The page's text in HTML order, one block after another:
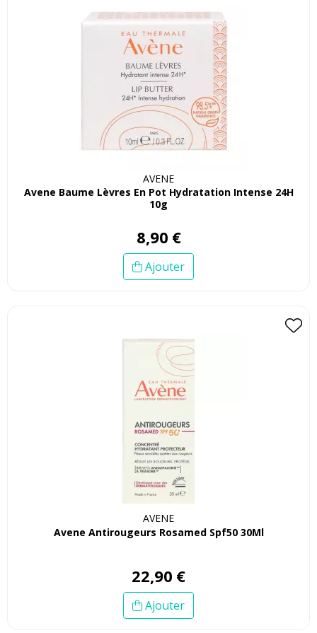
AVENE
Avene Baume Lèvres En Pot Hydratation Intense 24H
10g
8,90 €
Ajouter
AVENE
Avene Antirougeurs Rosamed Spf50 30Ml
22,90 €
Ajouter